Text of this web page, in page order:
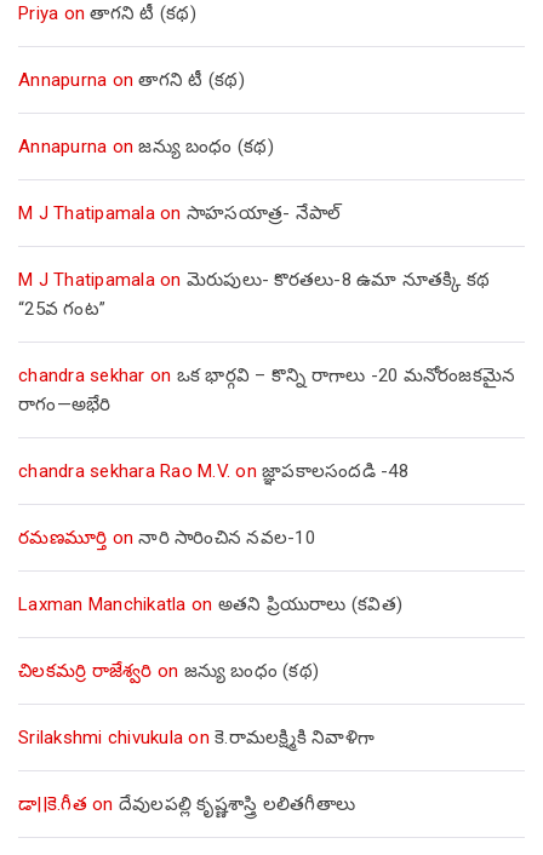
Priya onతాగని టీ (కథ)
Annapurna onతాగని టీ (కథ)
Annapurna onజన్యు బంధం (కథ)
M J Thatipamalaon సాహసయాత్ర- నేపాల్‌
M J Thatipamalaon మెరుపులు- కొరతలు-8 ఉమా నూతక్కి కథ
“25వ గంట”
chandra sekhar on ఒక భార్గవి – కొన్ని రాగాలు -20 మనోరంజకమైన
రాగం—అభేరి
chandra sekhara Rao M.V. on జ్ఞాపకాలసందడి -48
రమణమూర్తి onనారి సారించిన నవల-10
Laxman Manchikatla on అతని ప్రియురాలు (కవిత)
చిలకమర్రి రాజేశ్వరి on జన్యు బంధం (కథ)
Srilakshmi chivukula on కె.రామలక్ష్మికి నివాళిగా
డా||కె.గీత on దేవులపల్లి కృష్ణశాస్త్రి లలితగీతాలు